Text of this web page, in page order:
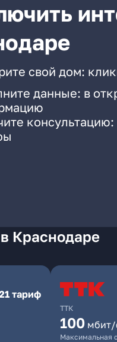
свой дом:
данные: в
Краснодаре
тариф
ТТК
100 мбит/
Максимальная